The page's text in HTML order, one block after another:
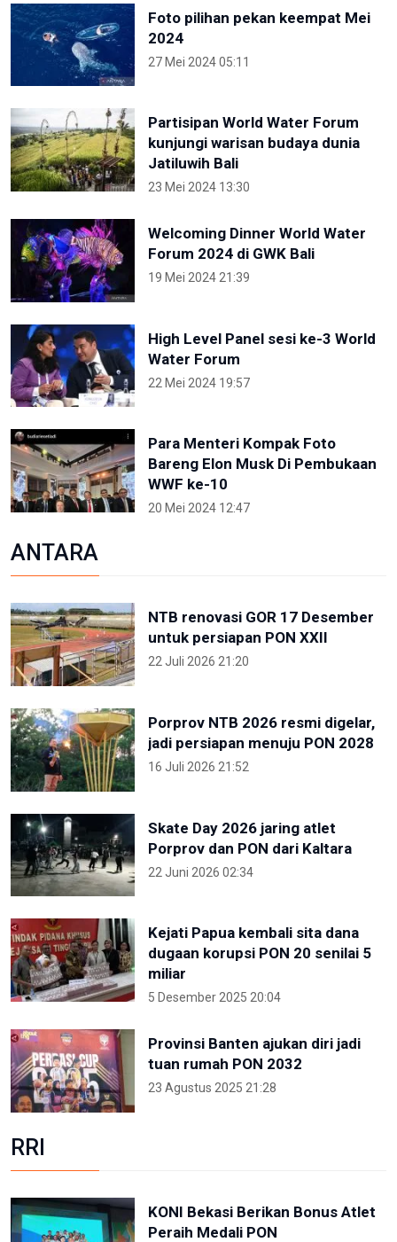
Foto pilihan pekan keempat Mei
2024
27 Mei 2024 05:11
Partisipan World Water Forum
kunjungi warisan budaya dunia
Jatiluwih Bali
23 Mei 2024 13:30
Welcoming Dinner World Water
Forum 2024 di GWK Bali
19 Mei 2024 21:39
High Level Panel sesi ke-3 World
Water Forum
22 Mei 2024 19:57
Para Menteri Kompak Foto
Bareng Elon Musk Di Pembukaan
WWF ke-10
20 Mei 2024 12:47
ANTARA
NTB renovasi GOR 17 Desember
untuk persiapan PON XXII
22 Juli 2026 21:20
Porprov NTB 2026 resmi digelar,
jadi persiapan menuju PON 2028
16 Juli 2026 21:52
Skate Day 2026 jaring atlet
Porprov dan PON dari Kaltara
22 Juni 2026 02:34
Kejati Papua kembali sita dana
dugaan korupsi PON 20 senilai 5
miliar
5 Desember 2025 20:04
Provinsi Banten ajukan diri jadi
tuan rumah PON 2032
23 Agustus 2025 21:28
RRI
KONI Bekasi Berikan Bonus Atlet
Peraih Medali PON